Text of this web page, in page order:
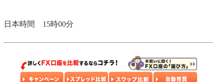
日本時間 15時00分